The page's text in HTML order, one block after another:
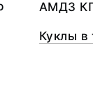
АМДЗ
Куклы в